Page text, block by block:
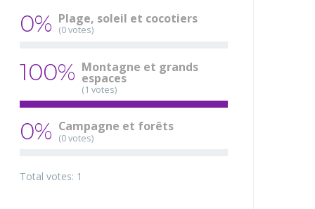
0% Plage, soleil et cocotiers
(0 votes)
100% Montagne et grands
espaces
(1 votes)
0% Campagne et forêts
(0 votes)
Total votes: 1